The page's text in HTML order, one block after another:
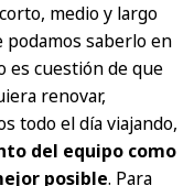
medio y largo
podamos saberlo en
es cuestión de que
renovar,
todo el día viajando,
del equipo como
posible. Para